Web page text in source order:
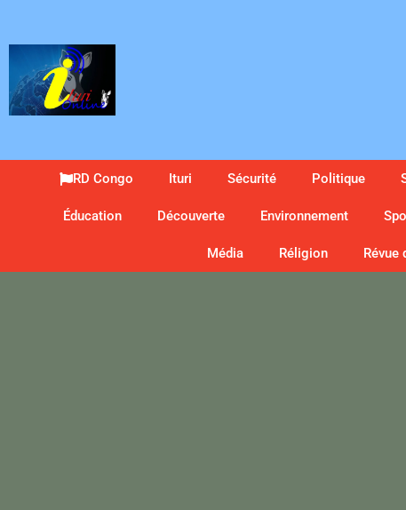
RD Congo Ituri Sécurité Politique
Éducation Découverte Environnement
Média Réligion Révue